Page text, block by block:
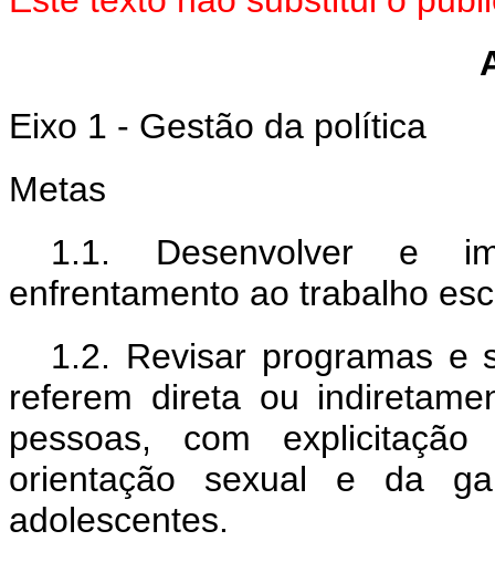
Eixo 1 - Gestão da política
Metas
1.1. Desenvolver e
enfrentamento ao trabalho
1.2. Revisar programas e
referem direta ou
pessoas, com
orientação sexual e da
adolescentes.